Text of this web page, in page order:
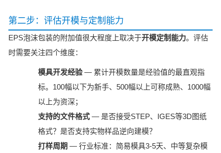
第二步：评估开模与定制能力
EPS泡沫包装的附加值很大程度上取决于开模定制能力。评估
时需要关注四个维度：
模具开发经验— 累计开模数量是经验值的最直观指
标。100幅以下为新手、500幅以上可称成熟、1000幅
以上为资深；
支持的文件格式 — 是否接受STEP、IGES等3D图纸
格式？是否支持实物样品逆向建模？
打样周期 — 行业标准：简易模具3-5天、中等复杂模